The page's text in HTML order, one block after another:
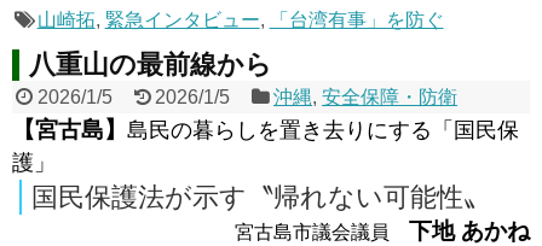
山崎拓, 緊急インタビュー, 「台湾有事」を防ぐ
八重山の最前線から
2026/1/5 2026/1/5 沖縄,安全保障・防衛
【宮古島】 島民の暮らしを置き去りにする「国民保
護」
国民保護法が示す〝帰れない可能性〟
宮古島市議会議員 下地 あかね